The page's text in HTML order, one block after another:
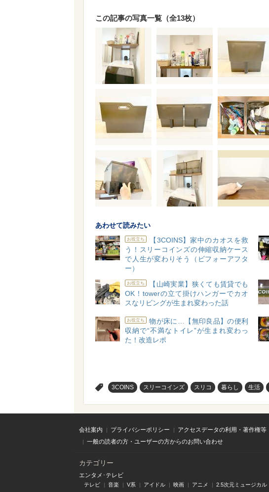
この記事の写真一覧（全13枚）
あわせて読みたい
お役立ち
【3COINS】家中のカオスを救
う！スリーコインズの伸縮収納ケース
で人生が変わりそう（ビフォーアフタ
ー）
お役立ち
【山崎実業】狭くても賃貸でも
OK！towerの立て掛けハンガーでカオ
スなリビングが生まれ変わった話
お役立ち
物が床に…【無印良品】の便利
収納で“不満なトイレ”が生まれ変わっ
た！改造レポ
3COINS スリーコインズ スリコ 暮らし 生活
会社案内 プライバシーポリシー アクセスデータの利用・著作権等
一般の読者の方・ユーザーの方からのお問い合わせ
カテゴリー
エンタメ･テレビ
テレビ 音楽 V系 アイドル 映画 アニメ 2.5次元ミュージカル